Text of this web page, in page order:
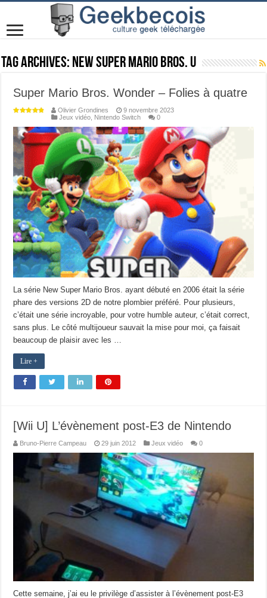
Tag Archives: New Super Mario Bros. U
Super Mario Bros. Wonder – Folies à quatre
Olivier Grondines
9 novembre 2023
Jeux vidéo Nintendo Switch 0
La série New Super Mario Bros. ayant débuté en 2006 était la série
phare des versions 2D de notre plombier préféré. Pour plusieurs,
c’était une série incroyable, pour votre humble auteur, c’était correct,
sans plus. Le côté multijoueur sauvait la mise pour moi, ça faisait
beaucoup de plaisir avec les …
Lire +
[Wii U] L’évènement post-E3 de Nintendo
Bruno-Pierre Campeau 29 juin 2012 Jeux vidéo 0
Cette semaine, j’ai eu le privilège d’assister à l’évènement post-E3